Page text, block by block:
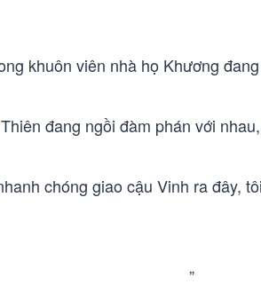
khuôn viên nhà họ Khương
đang ngồi đàm phán với
chóng giao cậu Vinh ra đây,
”